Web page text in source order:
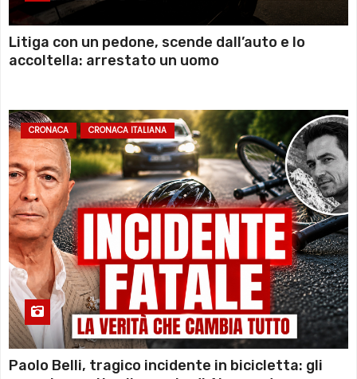
Litiga con un pedone, scende dall’auto e lo
accoltella: arrestato un uomo
CRONACA CRONACA ITALIANA
Paolo Belli, tragico incidente in bicicletta: gli